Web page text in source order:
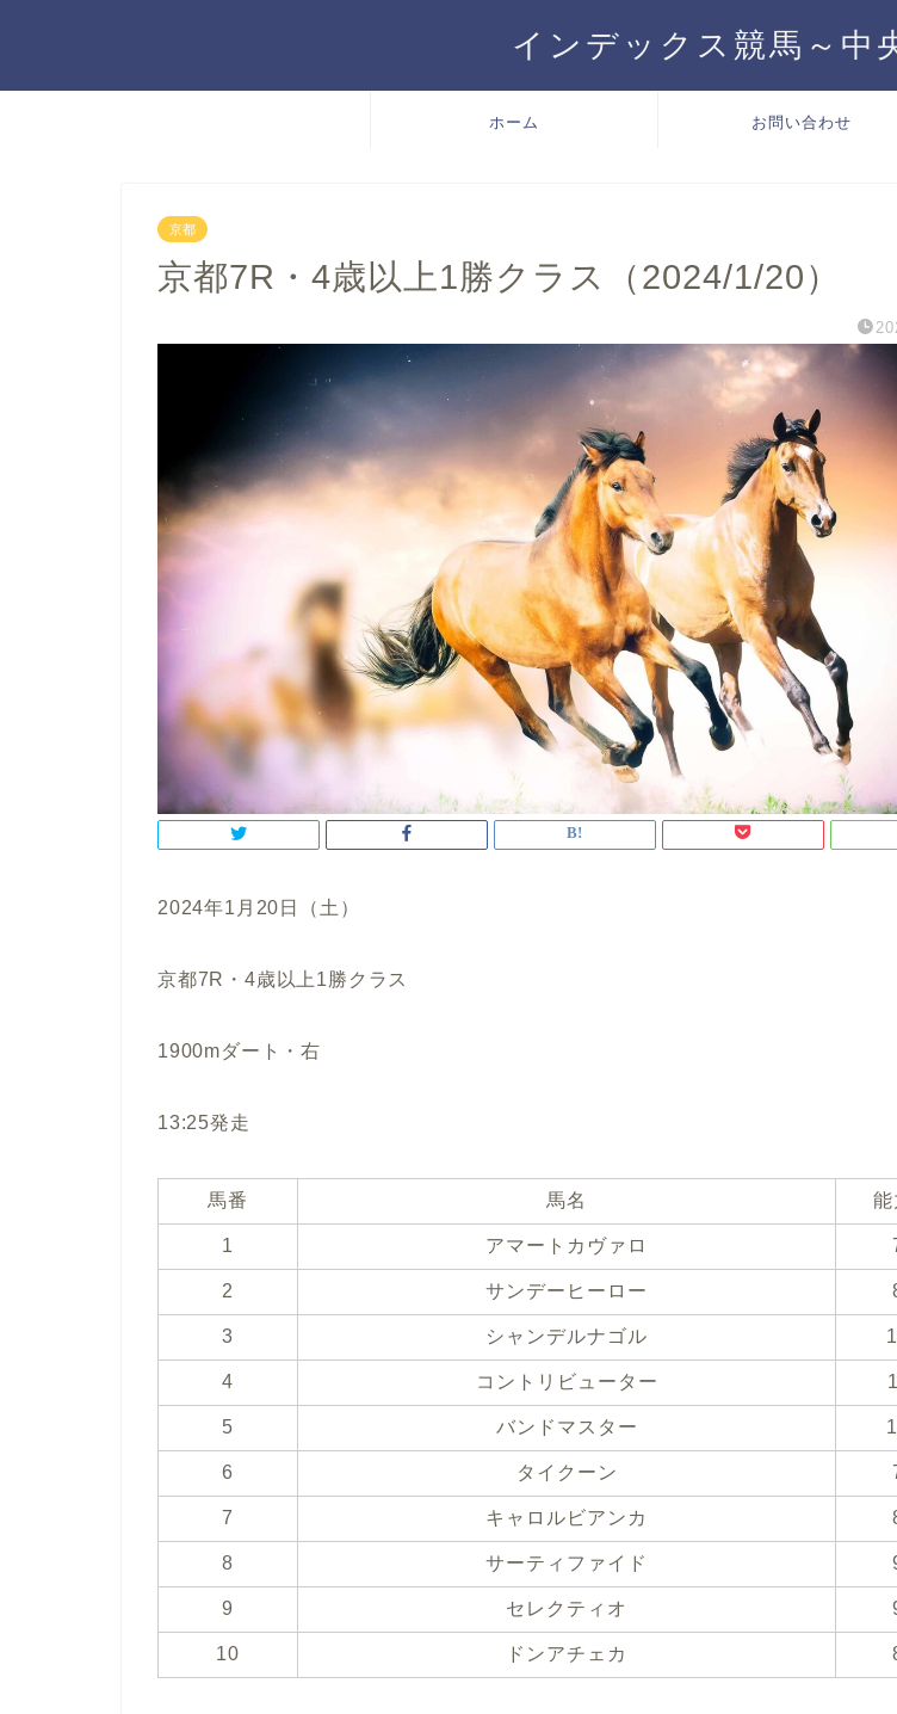
インデックス競馬～中
ホーム お問い合わせ
京都
京都7R・4歳以上1勝クラス（2024/1/20）
2024年1月20日（土）
京都7R・4歳以上1勝クラス
1900mダート・右
13:25発走
馬番 馬名 能
1 アマートカヴァロ
2 サンデーヒーロー
3 シャンデルナゴル
4 コントリビューター
5 バンドマスター
6 タイクーン
7 キャロルビアンカ
8 サーティファイド
9 セレクティオ
10 ドンアチェカ